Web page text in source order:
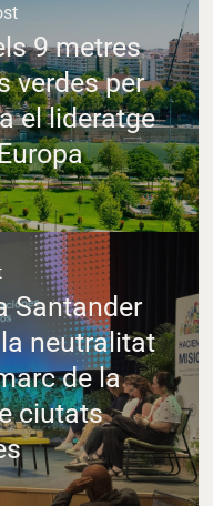
9 metres
verdes per
el lideratge
Santander
neutralitat
de la
ciutats